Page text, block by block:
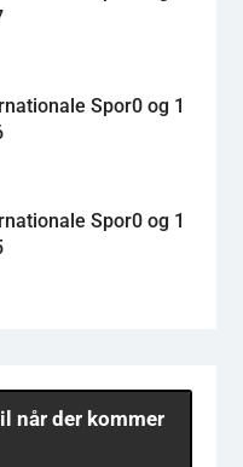
Spor0 og 1
Spor0 og 1
når der kommer